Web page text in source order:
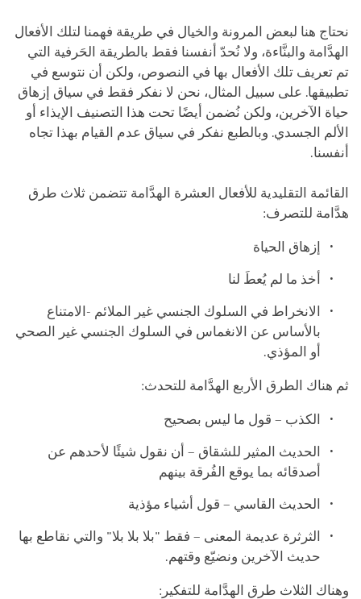
نحتاج هنا لبعض المرونة والخيال في طريقة فهمنا لتلك الأفعال
الهدَّامة والبنَّاءة، ولا نُحدّ أنفسنا فقط بالطريقة الحَرفية التي
تم تعريف تلك الأفعال بها في النصوص، ولكن أن نتوسع في
تطبيقها. على سبيل المثال، نحن لا نفكر فقط في سياق إزهاق
حياة الآخرين، ولكن نُضمن أيضًا تحت هذا التصنيف الإيذاء أو
الألم الجسدي. وبالطبع نفكر في سياق عدم القيام بهذا تجاه
أنفسنا.
القائمة التقليدية للأفعال العشرة الهدَّامة تتضمن ثلاث طرق
هدَّامة للتصرف:
إزهاق الحياة
أخذ ما لم يُعطَ لنا
الانخراط في السلوك الجنسي غير الملائم -الامتناع
بالأساس عن الانغماس في السلوك الجنسي غير الصحي
أو المؤذي.
ثم هناك الطرق الأربع الهدَّامة للتحدث:
الكذب – قول ما ليس بصحيح
الحديث المثير للشقاق – أن نقول شيئًا لأحدهم عن
أصدقائه بما يوقع الفُرقة بينهم
الحديث القاسي – قول أشياء مؤذية
الثرثرة عديمة المعنى – فقط "بلا بلا بلا" والتي نقاطع بها
حديث الآخرين ونضيّع وقتهم.
وهناك الثلاث طرق الهدَّامة للتفكير: